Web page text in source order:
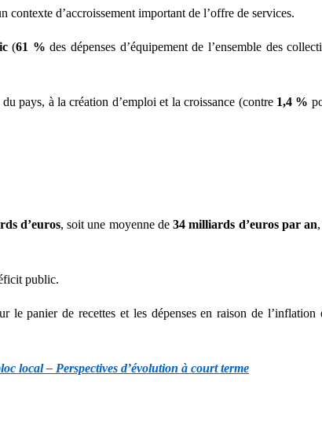
contexte d’accroissement important de l’offre de services.
(61 %des dépenses d’équipement de l’ensemble des
pays, à la création d’emploi et la croissance (contre 1,4 %
d’euros, soit une moyenne de 34 milliards d’euros par an
public.
le panier de recettes et les dépenses en raison de l’inflation
local – Perspectives d’évolution à court terme